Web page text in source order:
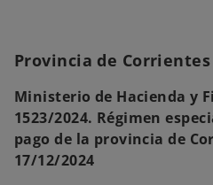
Provincia de Corrientes
Ministerio de Hacienda y
1523/2024. Régimen
pago de la provincia de
17/12/2024